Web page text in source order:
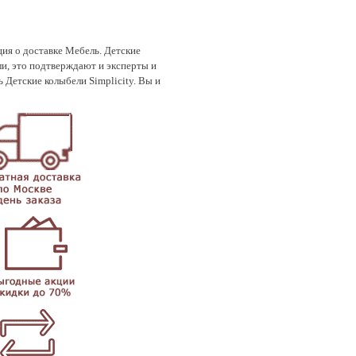
о доставке Мебель. Детские
это подтверждают и эксперты и
Детские колыбели Simplicity. Вы и